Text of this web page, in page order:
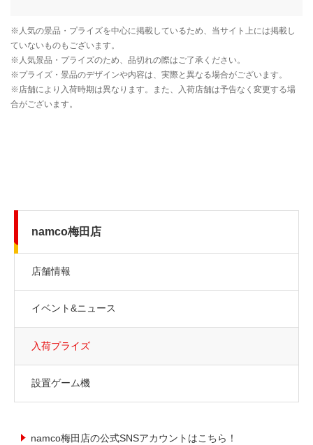
namco梅田店
店舗情報
イベント&ニュース
入荷プライズ
設置ゲーム機
namco梅田店の公式SNSアカウントはこちら！